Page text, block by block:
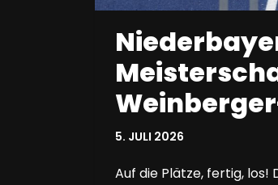
5. JULI 2026
Auf die Plätze, fertig,